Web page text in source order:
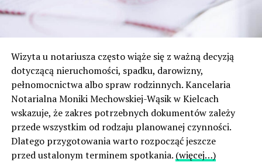
Wizyta u notariusza często wiąże się z ważną decyzją
dotyczącą nieruchomości, spadku, darowizny,
pełnomocnictwa albo spraw rodzinnych. Kancelaria
Notarialna Moniki Mechowskiej-Wąsik w Kielcach
wskazuje, że zakres potrzebnych dokumentów zależy
przede wszystkim od rodzaju planowanej czynności.
Dlatego przygotowania warto rozpocząć jeszcze
przed ustalonym terminem spotkania. (więcej…)